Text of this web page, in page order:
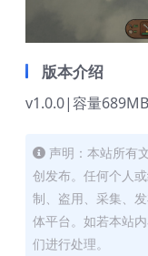
版本介绍
v1.0.0|容量
声明：本站所有
创发布。任何个人
制、盗用、采集、
体平台。如若本站
们进行处理。